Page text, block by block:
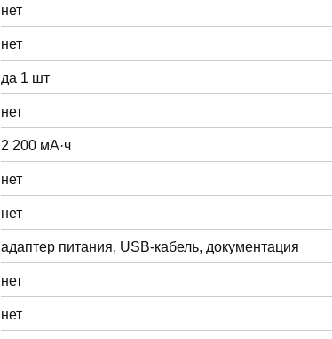
нет
нет
да 1 шт
нет
2 200 мА·ч
нет
нет
адаптер питания, USB-кабель, документация
нет
нет